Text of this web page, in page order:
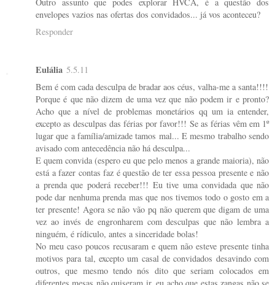
envelopes vazios nas ofertas dos convidados... já vos aconteceu?
Responder
Eulália 5.5.11
Bem é com cada desculpa de bradar aos céus, valha-me a santa!!!!
Porque é que não dizem de uma vez que não podem ir e pronto?
Acho que a nível de problemas monetários qq um ia entender,
excepto as desculpas das férias por favor!!! Se as férias vêm em 1º
lugar que a família/amizade tamos mal... E mesmo trabalho sendo
avisado com antecedência não há desculpa...
E quem convida (espero eu que pelo menos a grande maioria), não
está a fazer contas faz é questão de ter essa pessoa presente e não
a prenda que poderá receber!!! Eu tive uma convidada que não
pode dar nenhuma prenda mas que nos tivemos todo o gosto em a
ter presente! Agora se não vão pq não querem que digam de uma
vez ao invés de engronharem com desculpas que não lembra a
ninguém, é rídiculo, antes a sinceridade bolas!
No meu caso poucos recusaram e quem não esteve presente tinha
motivos para tal, excepto um casal de convidados desavindo com
outros, que mesmo tendo nós dito que seriam colocados em